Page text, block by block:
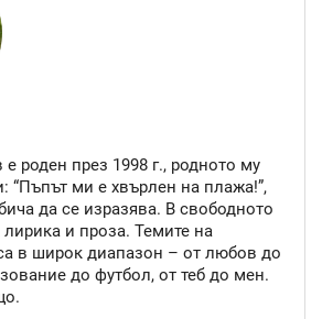
роден през 1998 г., родното му
“Пъпът ми е хвърлен на плажа!”,
да се изразява. В свободното
и проза. Темите на
в широк диапазон – от любов до
до футбол, от теб до мен.